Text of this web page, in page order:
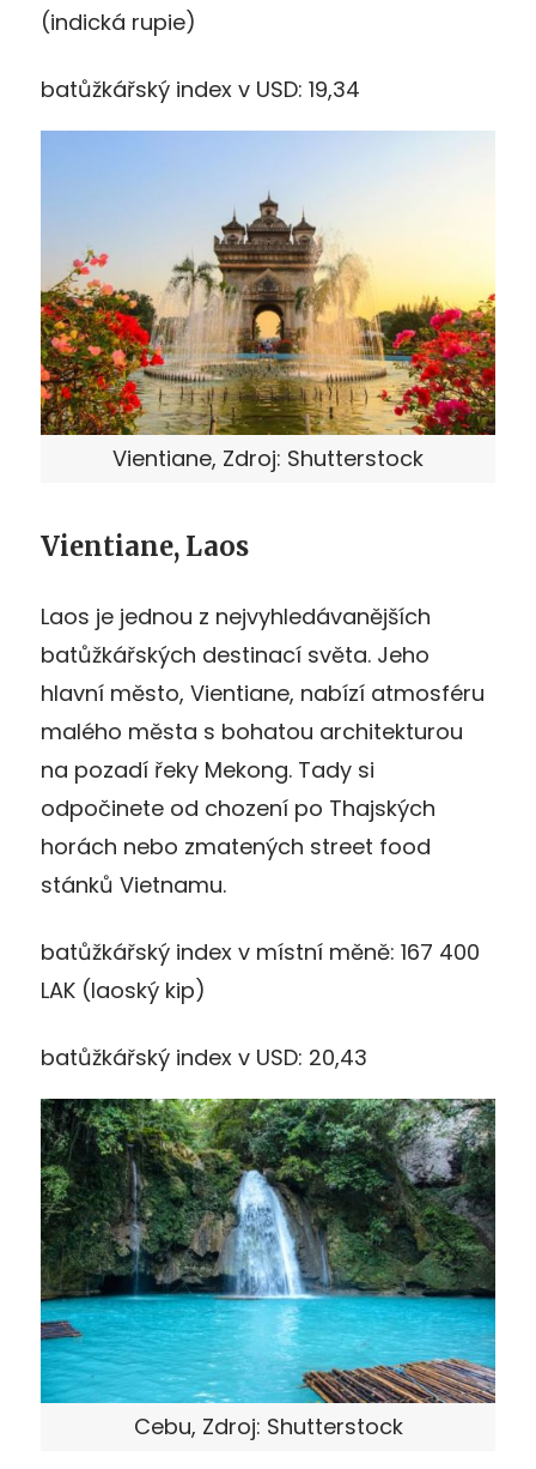
(indická rupie)
batůžkářský index v USD: 19,34
Vientiane, Zdroj: Shutterstock
Vientiane, Laos
Laos je jednou z nejvyhledávanějších
batůžkářských destinací světa. Jeho
hlavní město, Vientiane, nabízí atmosféru
malého města s bohatou architekturou
na pozadí řeky Mekong. Tady si
odpočinete od chození po Thajských
horách nebo zmatených street food
stánků Vietnamu.
batůžkářský index v místní měně: 167 400
LAK (laoský kip)
batůžkářský index v USD: 20,43
Cebu, Zdroj: Shutterstock